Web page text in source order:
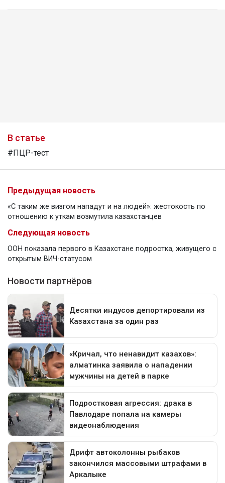
В статье
#ПЦР-тест
Предыдущая новость
«С таким же визгом нападут и на людей»: жестокость по
отношению к уткам возмутила казахстанцев
Следующая новость
ООН показала первого в Казахстане подростка, живущего с
открытым ВИЧ-статусом